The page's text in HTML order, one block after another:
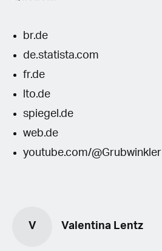
br.de
de.statista.com
fr.de
lto.de
spiegel.de
web.de
youtube.com/@Grubwinkler
V Valentina Lentz